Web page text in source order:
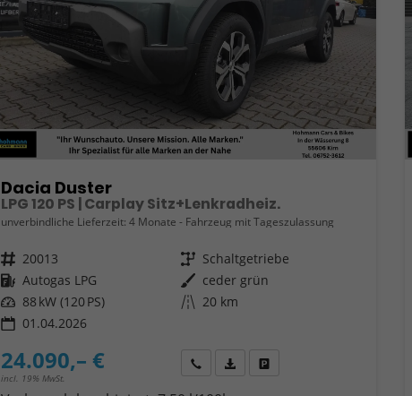
Dacia Duster
LPG 120 PS | Carplay Sitz+Lenkradheiz.
unverbindliche Lieferzeit:4 Monate Fahrzeug mit Tageszulassung
Fahrzeugnr. 20013 Getriebe Schaltgetriebe
Kraftstoff Autogas LPG Außenfarbe ceder grün
Leistung 88 kW (120 PS) Kilometerstand 20 km
01.04.2026
24.090,– €
incl. 19% MwSt.
Wir rufen Sie anFahrzeugexposé (PDF)